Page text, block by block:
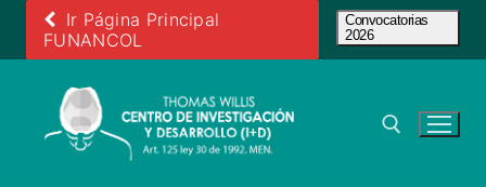
contenido
Ir Página Principal
FUNANCOL
Convocatorias
2026